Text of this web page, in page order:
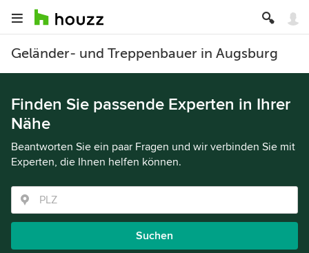
Geländer- und Treppenbauer in Augsburg
Finden Sie passende Experten in Ihrer
Nähe
Beantworten Sie ein paar Fragen und wir verbinden Sie mit
Experten, die Ihnen helfen können.
Suchen